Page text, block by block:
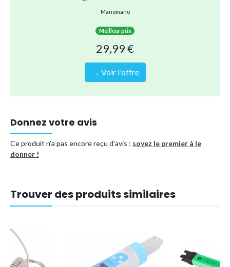
Compatible avec tous les connecteurs RJ45 blindés
Connecteurs RJ11/12
TUMALAGIA
Référence (EAN)
Manomano
Meilleur prix
29,99 €
→ Voir l'offre
Donnez votre avis
Ce produit n'a pas encore reçu d'avis : soyez le premier à le
donner !
Trouver des produits similaires